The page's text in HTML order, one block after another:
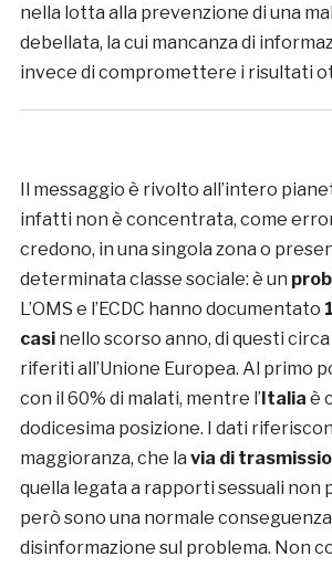
nella lotta alla prevenzione di una
debellata, la cui mancanza di
invece di compromettere i risultati
Il messaggio è rivolto all’intero
infatti non è concentrata, come
credono, in una singola zona o
determinata classe sociale: è un
L’OMS e l’ECDC hanno documentato
casinello scorso anno, di questi circa
riferiti all’Unione Europea. Al primo
con il 60% di malati, mentre l’Italia è
dodicesima posizione. I dati
maggioranza, che la via di
quella legata a rapporti sessuali non
però sono una normale
disinformazione sul problema. Non